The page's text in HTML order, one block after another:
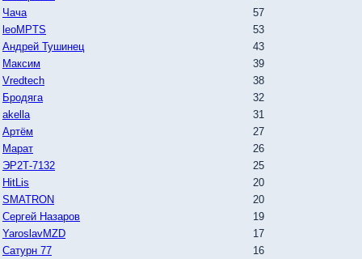
Чача
57
leoMPTS
53
Андрей Тушинец
43
Максим
39
Vredtech
38
Бродяга
32
akella
31
Артём
27
Марат
26
ЭР2Т-7132
25
HitLis
20
SMATRON
20
Сергей Назаров
19
YaroslavMZD
17
Сатурн 77
16